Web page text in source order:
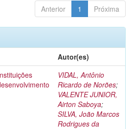
Anterior 1 Próxima
Autor(es)
VIDAL, Antônio
Ricardo de Norões;
VALENTE JUNIOR,
Airton Saboya;
SILVA, João Marcos
Rodrigues da